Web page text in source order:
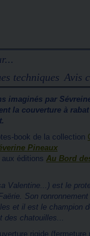
techniques Avis
imaginés par
la couverture à
book de la collection
Pineaux
éditions Au Bord
Valentine...) est le
Son
et il est le champion
des chatouilles...
rigide (fermeture